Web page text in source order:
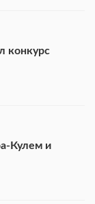
конкурс
Кулем и